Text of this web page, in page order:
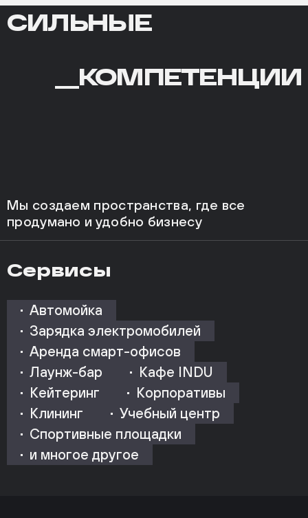
СИЛЬНЫЕ
КОМПЕТЕНЦИИ
СИЛЬНЫЕ
Мы создаем пространства, где все
продумано и удобно бизнесу
КОМПЕТЕНЦИИ
Сервисы
Автомойка
Зарядка электромобилей
Аренда смарт-офисов
Лаунж-бар
Кафе INDU
Кейтеринг
Корпоративы
Клининг
Учебный центр
Спортивные площадки
и многое другое